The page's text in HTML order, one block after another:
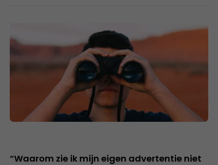
“Waarom zie ik mijn eigen advertentie niet